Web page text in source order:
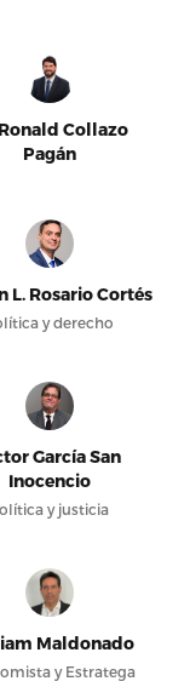
Collazo
Pagán
L. Rosario Cortés
y derecho
García San
Inocencio
y justicia
Maldonado
y Estratega